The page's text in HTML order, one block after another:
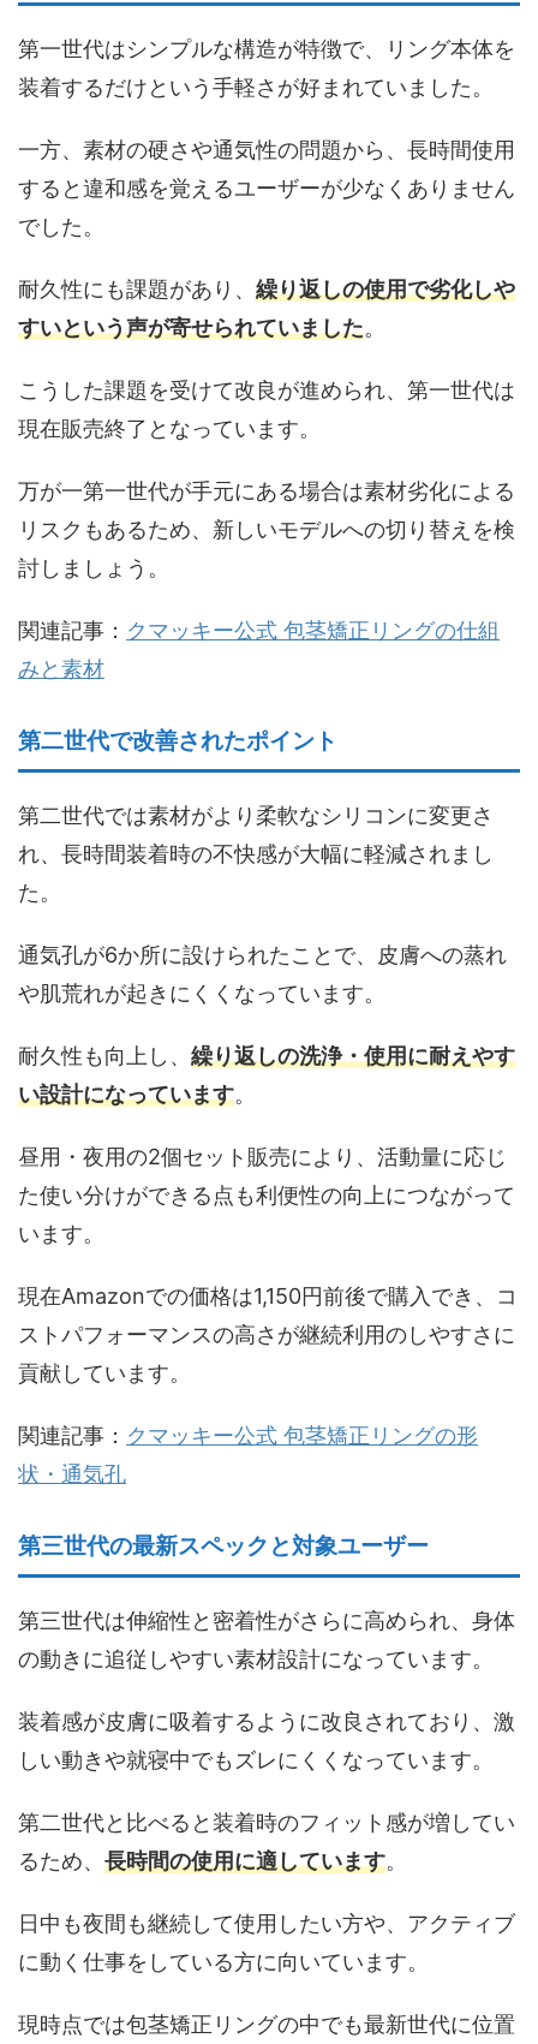
第一世代はシンプルな構造が特徴で、リング本体を
装着するだけという手軽さが好まれていました。
一方、素材の硬さや通気性の問題から、長時間使用
すると違和感を覚えるユーザーが少なくありません
でした。
耐久性にも課題があり、 繰り返しの使用で劣化しや
すいという声が寄せられていました。
こうした課題を受けて改良が進められ、第一世代は
現在販売終了となっています。
万が一第一世代が手元にある場合は素材劣化による
リスクもあるため、新しいモデルへの切り替えを検
討しましょう。
関連記事： クマッキー公式 包茎矯正リングの仕組
みと素材
第二世代で改善されたポイント
第二世代では素材がより柔軟なシリコンに変更さ
れ、長時間装着時の不快感が大幅に軽減されまし
た。
通気孔が6か所に設けられたことで、皮膚への蒸れ
や肌荒れが起きにくくなっています。
耐久性も向上し、 繰り返しの洗浄・使用に耐えやす
い設計になっています。
昼用・夜用の2個セット販売により、活動量に応じ
た使い分けができる点も利便性の向上につながって
います。
現在Amazonでの価格は1,150円前後で購入でき、コ
ストパフォーマンスの高さが継続利用のしやすさに
貢献しています。
関連記事： クマッキー公式 包茎矯正リングの形
状・通気孔
第三世代の最新スペックと対象ユーザー
第三世代は伸縮性と密着性がさらに高められ、身体
の動きに追従しやすい素材設計になっています。
装着感が皮膚に吸着するように改良されており、激
しい動きや就寝中でもズレにくくなっています。
第二世代と比べると装着時のフィット感が増してい
るため、 長時間の使用に適しています。
日中も夜間も継続して使用したい方や、アクティブ
に動く仕事をしている方に向いています。
現時点では包茎矯正リングの中でも最新世代に位置